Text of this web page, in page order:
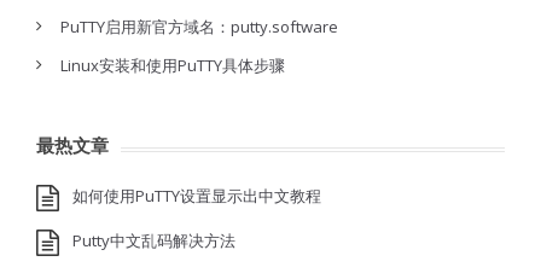
PuTTY启用新官方域名：putty.software
Linux安装和使用PuTTY具体步骤
最热文章
如何使用PuTTY设置显示出中文教程
Putty中文乱码解决方法